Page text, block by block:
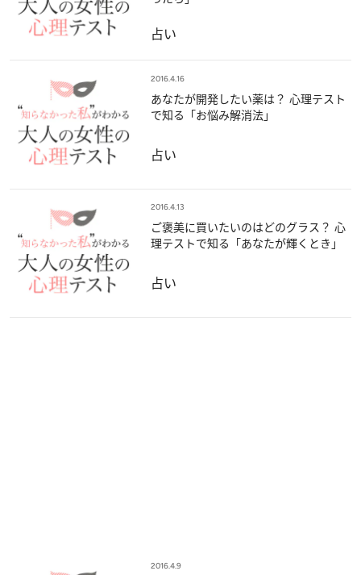
占い
2016.4.16
あなたが開発したい薬は？ 心理テスト
で知る「お悩み解消法」
占い
2016.4.13
ご褒美に買いたいのはどのグラス？ 心
理テストで知る「あなたが輝くとき」
占い
2016.4.9